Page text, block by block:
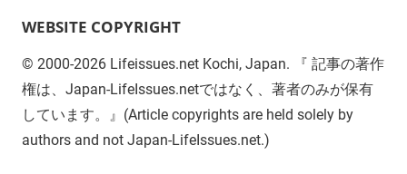
WEBSITE COPYRIGHT
© 2000-2026 Lifeissues.net Kochi, Japan. 『 記事の著作
権は、Japan-LifeIssues.netではなく、著者のみが保有
しています。』(Article copyrights are held solely by
authors and not Japan-LifeIssues.net.)